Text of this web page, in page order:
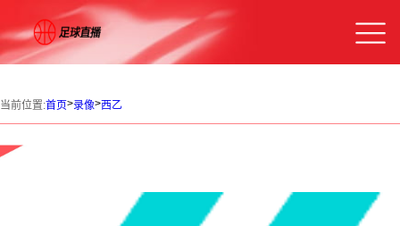
当前位置:首页>录像>西乙